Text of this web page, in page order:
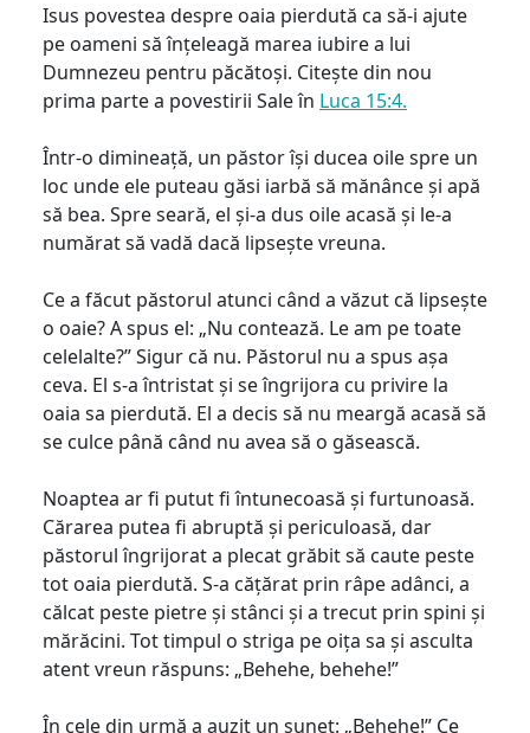
Isus povestea despre oaia pierdută ca să-i ajute
pe oameni să înțeleagă marea iubire a lui
Dumnezeu pentru păcătoși. Citește din nou
prima parte a povestirii Sale în Luca 15:4.
Într-o dimineață, un păstor își ducea oile spre un
loc unde ele puteau găsi iarbă să mănânce și apă
să bea. Spre seară, el și-a dus oile acasă și le-a
numărat să vadă dacă lipsește vreuna.
Ce a făcut păstorul atunci când a văzut că lipsește
o oaie? A spus el: „Nu contează. Le am pe toate
celelalte?” Sigur că nu. Păstorul nu a spus așa
ceva. El s-a întristat și se îngrijora cu privire la
oaia sa pierdută. El a decis să nu meargă acasă să
se culce până când nu avea să o găsească.
Noaptea ar fi putut fi întunecoasă și furtunoasă.
Cărarea putea fi abruptă și periculoasă, dar
păstorul îngrijorat a plecat grăbit să caute peste
tot oaia pierdută. S-a cățărat prin râpe adânci, a
călcat peste pietre și stânci și a trecut prin spini și
mărăcini. Tot timpul o striga pe oița sa și asculta
atent vreun răspuns: „Behehe, behehe!”
În cele din urmă a auzit un sunet: „Behehe!” Ce